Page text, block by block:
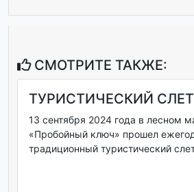
СМОТРИТЕ ТАКЖЕ:
ТУРИСТИЧЕСКИЙ СЛЕТ
13 сентября 2024 года в лесном
«Пробойный ключ» прошел
традиционный туристический